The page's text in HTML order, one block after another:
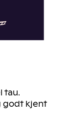
tau.
godt kjent